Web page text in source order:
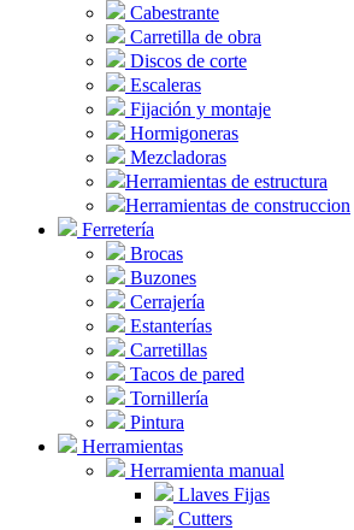
Cabestrante
Carretilla de obra
Discos de corte
Escaleras
Fijación y montaje
Hormigoneras
Mezcladoras
Herramientas de estructura
Herramientas de construccion
Ferretería
Brocas
Buzones
Cerrajería
Estanterías
Carretillas
Tacos de pared
Tornillería
Pintura
Herramientas
Herramienta manual
Llaves Fijas
Cutters